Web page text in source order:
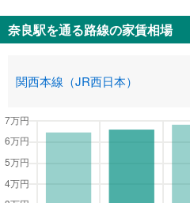
奈良駅を通る路線の家賃相場
関西本線（JR西日本）